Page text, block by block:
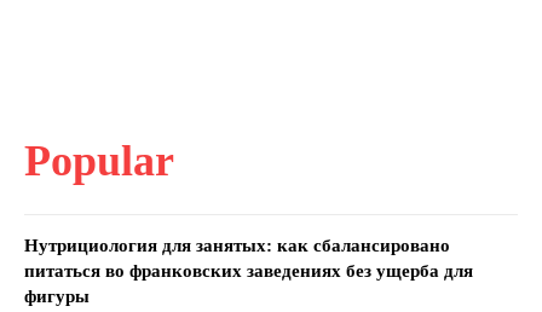
Popular
Нутрициология для занятых: как сбалансировано
питаться во франковских заведениях без ущерба для
фигуры